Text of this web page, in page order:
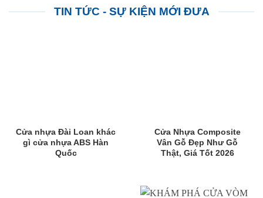
TIN TỨC - SỰ KIỆN MỚI ĐƯA
Cửa nhựa Đài Loan khác
gì cửa nhựa ABS Hàn
Quốc
Cửa Nhựa Composite
Vân Gỗ Đẹp Như Gỗ
Thật, Giá Tốt 2026